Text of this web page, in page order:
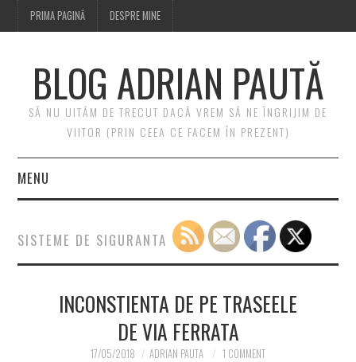
PRIMA PAGINĂ DESPRE MINE
BLOG ADRIAN PAUTĂ
SĂ NU UITĂM DE TRECUT DACĂ VREM SĂ NE ÎNGRIJIM DE
VIITOR (PRIN CEEA CE FACEM ÎN PREZENT)
MENU
DESPRE MINE
SISTEME DE SIGURANTA
INCONSTIENTA DE PE TRASEELE
DE VIA FERRATA
17/05/2018 ADRIAN PAUTA 1 COMMENT